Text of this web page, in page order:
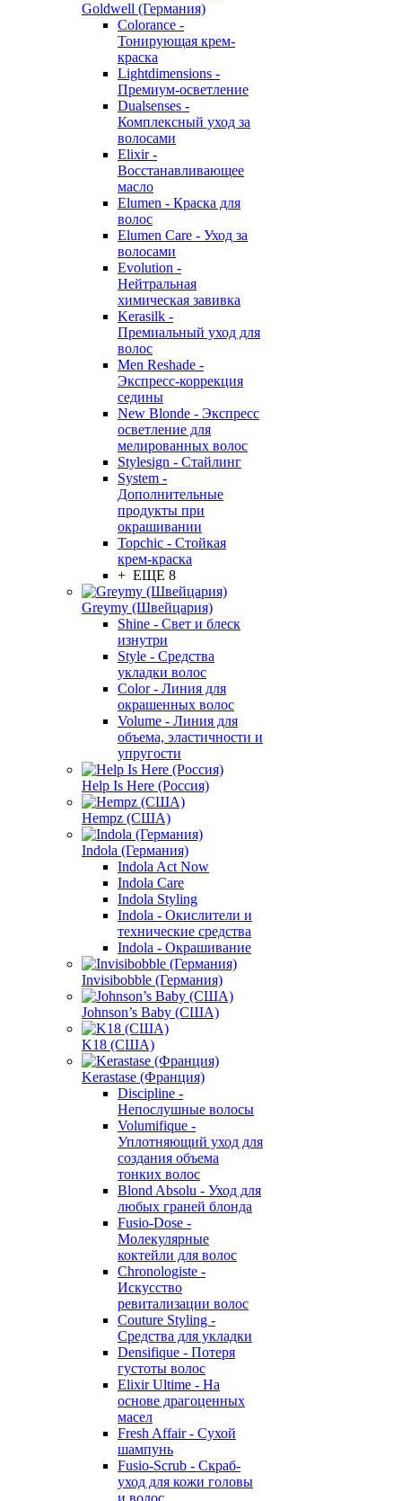
Goldwell (Германия)
Colorance -
Тонирующая крем-
краска
Lightdimensions -
Премиум-осветление
Dualsenses -
Комплексный уход за
волосами
Elixir -
Восстанавливающее
масло
Elumen - Краска для
волос
Elumen Care - Уход за
волосами
Evolution -
Нейтральная
химическая завивка
Kerasilk -
Премиальный уход для
волос
Men Reshade -
Экспресс-коррекция
седины
New Blonde - Экспресс
осветление для
мелированных волос
Stylesign - Стайлинг
System -
Дополнительные
продукты при
окрашивании
Topchic - Стойкая
крем-краска
+ ЕЩЕ 8
Greymy (Швейцария)
Shine - Свет и блеск
изнутри
Style - Средства
укладки волос
Color - Линия для
окрашенных волос
Volume - Линия для
объема, эластичности и
упругости
Help Is Here (Россия)
Hempz (США)
Indola (Германия)
Indola Act Now
Indola Care
Indola Styling
Indola - Окислители и
технические средства
Indola - Окрашивание
Invisibobble (Германия)
Johnson’s Baby (США)
K18 (США)
Kerastase (Франция)
Discipline -
Непослушные волосы
Volumifique -
Уплотняющий уход для
создания объема
тонких волос
Blond Absolu - Уход для
любых граней блонда
Fusio-Dose -
Молекулярные
коктейли для волос
Chronologiste -
Искусство
ревитализации волос
Couture Styling -
Средства для укладки
Densifique - Потеря
густоты волос
Elixir Ultime - На
основе драгоценных
масел
Fresh Affair - Сухой
шампунь
Fusio-Scrub - Скраб-
уход для кожи головы
и волос